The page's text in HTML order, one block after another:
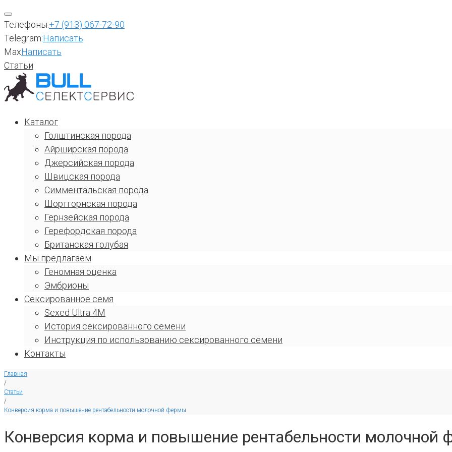
Перейти
к
содержимому
Телефоны:+7 (913) 067-72-90
Telegram:Написать
MaxНаписать
Статьи
Каталог
Голштинская порода
Айрширская порода
Джерсийская порода
Швицская порода
Симментальская порода
Шортгорнская порода
Гернзейская порода
Герефордская порода
Британская голубая
Мы предлагаем
Геномная оценка
Эмбрионы
Сексированное семя
Sexed Ultra 4M
История сексированного семени
Инструкция по использованию сексированного семени
Контакты
Главная
/
Статьи
/
Конверсия корма и повышение рентабельности молочной фермы
Конверсия корма и повышение рентабельности молочной